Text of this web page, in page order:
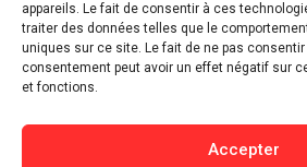
appareils. Le fait de consentir à ces
traiter des données telles que le
uniques sur ce site. Le fait de ne pas
consentement peut avoir un effet négatif sur
et fonctions.
Accepter
⁠Culture & Divertissement
⁠Tech & Innovation
Sport
Buzz / Insolite